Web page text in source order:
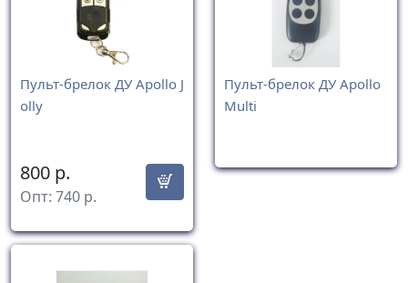
Пульт-брелок ДУ Apollo J
olly
800 р.
Опт: 740 р.
Пульт-брелок ДУ Apollo
Multi